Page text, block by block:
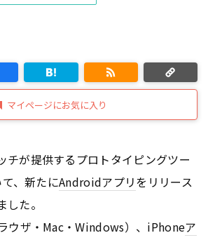
マイページにお気に入り
チが提供するプロトタイピングツー
、新たにAndroidアプリをリリース
た。
ウザ・Mac・Windows）、iPhoneア